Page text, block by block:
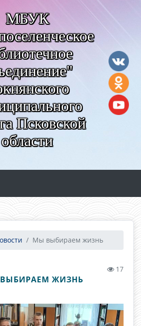
МБУК
Псковской
области
Мы выбираем жизнь
17
ЖИЗНЬ